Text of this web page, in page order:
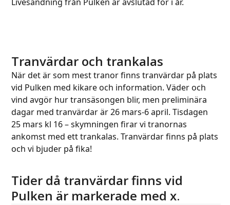
Tranvärdar och trankalas
När det är som mest tranor finns tranvärdar på plats
vid Pulken med kikare och information. Väder och
vind avgör hur transäsongen blir, men preliminära
dagar med tranvärdar är 26 mars-6 april. Tisdagen
25 mars kl 16 – skymningen firar vi tranornas
ankomst med ett trankalas. Tranvärdar finns på plats
och vi bjuder på fika!
Tider då tranvärdar finns vid
Pulken är markerade med x.